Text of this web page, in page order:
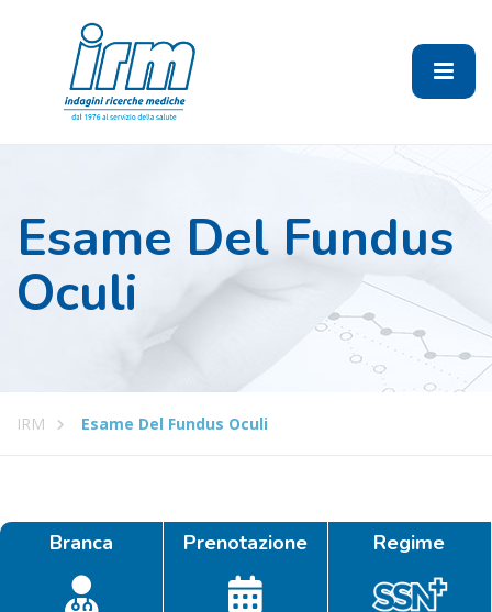
Esame Del Fundus
Oculi
IRM Esame Del Fundus Oculi
Branca Prenotazione Regime